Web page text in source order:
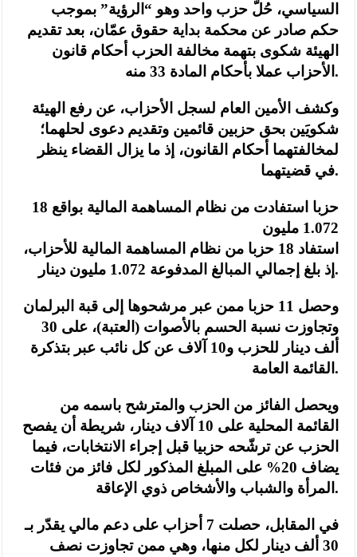
السياسي، حُلّ حزب واحد وهو “الرؤية” بموجب
حكم صادر عن محكمة بداية حقوق عمّان، بعد تقديم
الهيئة شكوى بتهمة مخالفة الحزب أحكام قانون
الأحزاب عملا بأحكام المادة 33 منه.
وكشف الأمين العام لسجل الأحزاب، عن رفع الهيئة
شكويَين بحق حزبين قائمين وتقديم دعوى لحلهما؛
لمخالفتهما أحكام القانون، إذ ما يزال القضاء ينظر
في قضيتهما.
18 حزبا استفادت من نظام المساهمة المالية بواقع
1.072 مليون
استفاد 18 حزبا من نظام المساهمة المالية للأحزاب،
إذ بلغ إجمالي المبالغ المدفوعة 1.072 مليون دينار.
وحصل 11 حزبا ممن عبر مرشحوها إلى قبة البرلمان
وتجاوزت نسبة الحسم بالأصوات (العتبة)، على 30
ألف دينار للحزب و10 آلاف عن كل نائب عبر بتذكرة
القائمة العامة.
ويحصل الفائز من الحزب والمترشح باسمه من
القائمة المحلية على 10 آلاف دينار، شريطة أن يفصح
الحزب عن ترشّحه حزبيا قبل إجراء الانتخابات، فيما
يضاف 20% على المبلغ المذكور لكل فائز من فئات
المرأة والشباب والأشخاص ذوي الإعاقة.
في المقابل، حصلت 7 أحزاب على دعم مالي يقدّر بـ
30 ألف دينار لكل منها، وهي ممن تجاوزت نصف